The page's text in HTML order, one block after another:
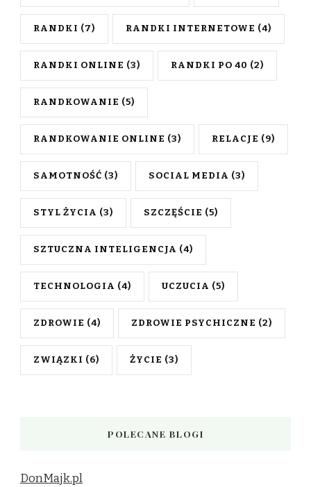
RANDKI (7) RANDKI INTERNETOWE (4)
RANDKI ONLINE (3) RANDKI PO 40 (2)
RANDKOWANIE (5)
RANDKOWANIE ONLINE (3) RELACJE (9)
SAMOTNOŚĆ (3) SOCIAL MEDIA (3)
STYL ŻYCIA (3) SZCZĘŚCIE (5)
SZTUCZNA INTELIGENCJA (4)
TECHNOLOGIA (4) UCZUCIA (5)
ZDROWIE (4) ZDROWIE PSYCHICZNE (2)
ZWIĄZKI (6) ŻYCIE (3)
POLECANE BLOGI
DonMajk.pl